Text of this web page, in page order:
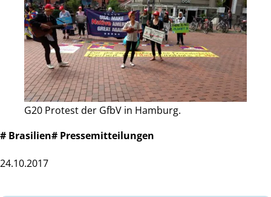
G20 Protest der GfbV in Hamburg.
# Brasilien# Pressemitteilungen
24.10.2017